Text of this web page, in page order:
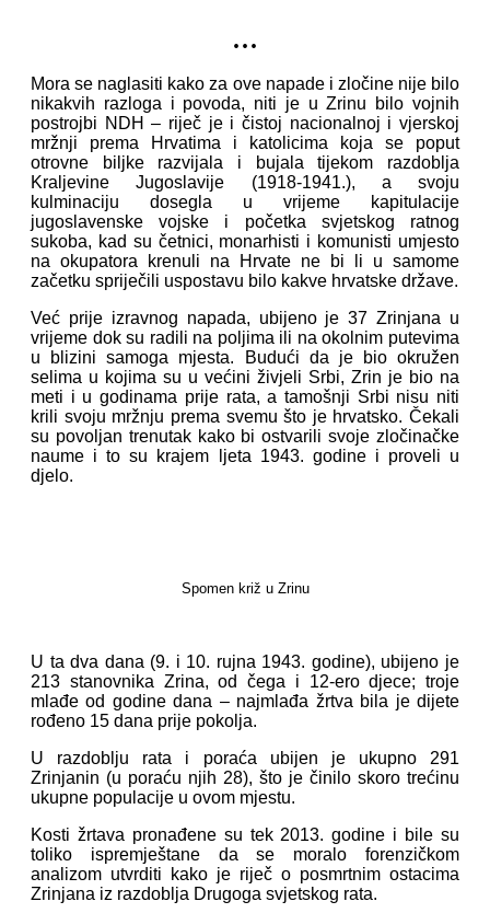
...
Mora se naglasiti kako za ove napade i zločine nije bilo
nikakvih razloga i povoda, niti je u Zrinu bilo vojnih
postrojbi NDH – riječ je i čistoj nacionalnoj i vjerskoj
mržnji prema Hrvatima i katolicima koja se poput
otrovne biljke razvijala i bujala tijekom razdoblja
Kraljevine Jugoslavije (1918-1941.), a svoju
kulminaciju dosegla u vrijeme kapitulacije
jugoslavenske vojske i početka svjetskog ratnog
sukoba, kad su četnici, monarhisti i komunisti umjesto
na okupatora krenuli na Hrvate ne bi li u samome
začetku spriječili uspostavu bilo kakve hrvatske države.
Već prije izravnog napada, ubijeno je 37 Zrinjana u
vrijeme dok su radili na poljima ili na okolnim putevima
u blizini samoga mjesta. Budući da je bio okružen
selima u kojima su u većini živjeli Srbi, Zrin je bio na
meti i u godinama prije rata, a tamošnji Srbi nisu niti
krili svoju mržnju prema svemu što je hrvatsko. Čekali
su povoljan trenutak kako bi ostvarili svoje zločinačke
naume i to su krajem ljeta 1943. godine i proveli u
djelo.
Spomen križ u Zrinu
U ta dva dana (9. i 10. rujna 1943. godine), ubijeno je
213 stanovnika Zrina, od čega i 12-ero djece; troje
mlađe od godine dana – najmlađa žrtva bila je dijete
rođeno 15 dana prije pokolja.
U razdoblju rata i poraća ubijen je ukupno 291
Zrinjanin (u poraću njih 28), što je činilo skoro trećinu
ukupne populacije u ovom mjestu.
Kosti žrtava pronađene su tek 2013. godine i bile su
toliko ispremještane da se moralo forenzičkom
analizom utvrditi kako je riječ o posmrtnim ostacima
Zrinjana iz razdoblja Drugoga svjetskog rata.